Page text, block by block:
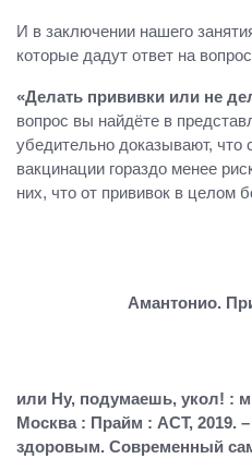
И в заключении нашего
которые дадут ответ на
«Делать прививки или не
вопрос вы найдёте в
убедительно доказывают,
вакцинации гораздо менее
них, что от прививок в целом
Амантонио.
или Ну, подумаешь, укол! :
Москва : Прайм : АСТ, 2019. –
здоровым. Современный